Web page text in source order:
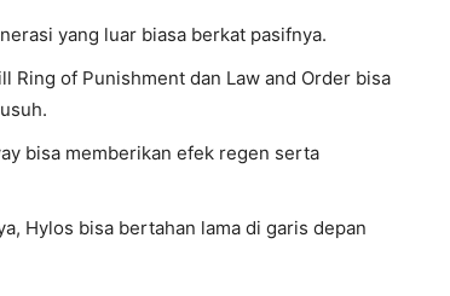
yang luar biasa berkat pasifnya.
Ring of Punishment dan Law and Order bisa
bisa memberikan efek regen serta
Hylos bisa bertahan lama di garis depan